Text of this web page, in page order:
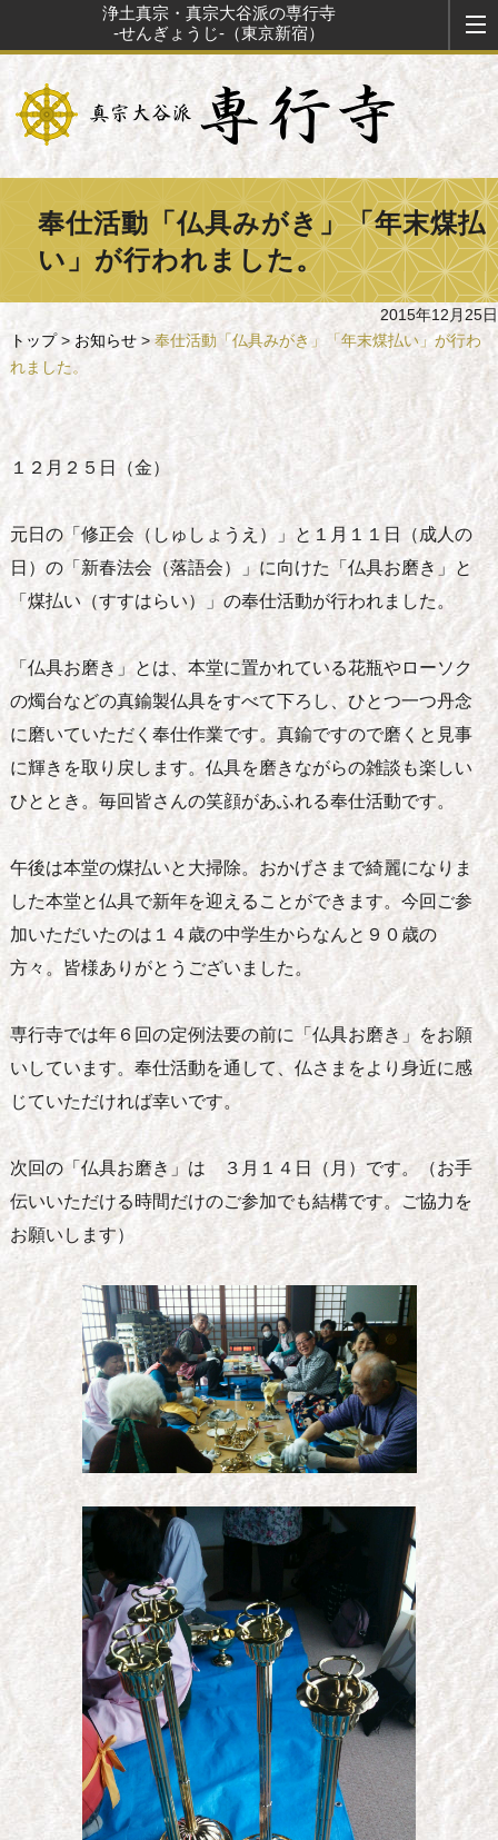
浄土真宗・真宗大谷派の専行寺
-せんぎょうじ-（東京新宿）
奉仕活動「仏具みがき」「年末煤払
い」が行われました。
2015年12月25日
トップ> お知らせ> 奉仕活動「仏具みがき」「年末煤払い」が行わ
れました。
１２月２５日（金）
元日の「修正会（しゅしょうえ）」と１月１１日（成人の
日）の「新春法会（落語会）」に向けた「仏具お磨き」と
「煤払い（すすはらい）」の奉仕活動が行われました。
「仏具お磨き」とは、本堂に置かれている花瓶やローソク
の燭台などの真鍮製仏具をすべて下ろし、ひとつ一つ丹念
に磨いていただく奉仕作業です。真鍮ですので磨くと見事
に輝きを取り戻します。仏具を磨きながらの雑談も楽しい
ひととき。毎回皆さんの笑顔があふれる奉仕活動です。
午後は本堂の煤払いと大掃除。おかげさまで綺麗になりま
した本堂と仏具で新年を迎えることができます。今回ご参
加いただいたのは１４歳の中学生からなんと９０歳の
方々。皆様ありがとうございました。
専行寺では年６回の定例法要の前に「仏具お磨き」をお願
いしています。奉仕活動を通して、仏さまをより身近に感
じていただければ幸いです。
次回の「仏具お磨き」は ３月１４日（月）です。（お手
伝いいただける時間だけのご参加でも結構です。ご協力を
お願いします）